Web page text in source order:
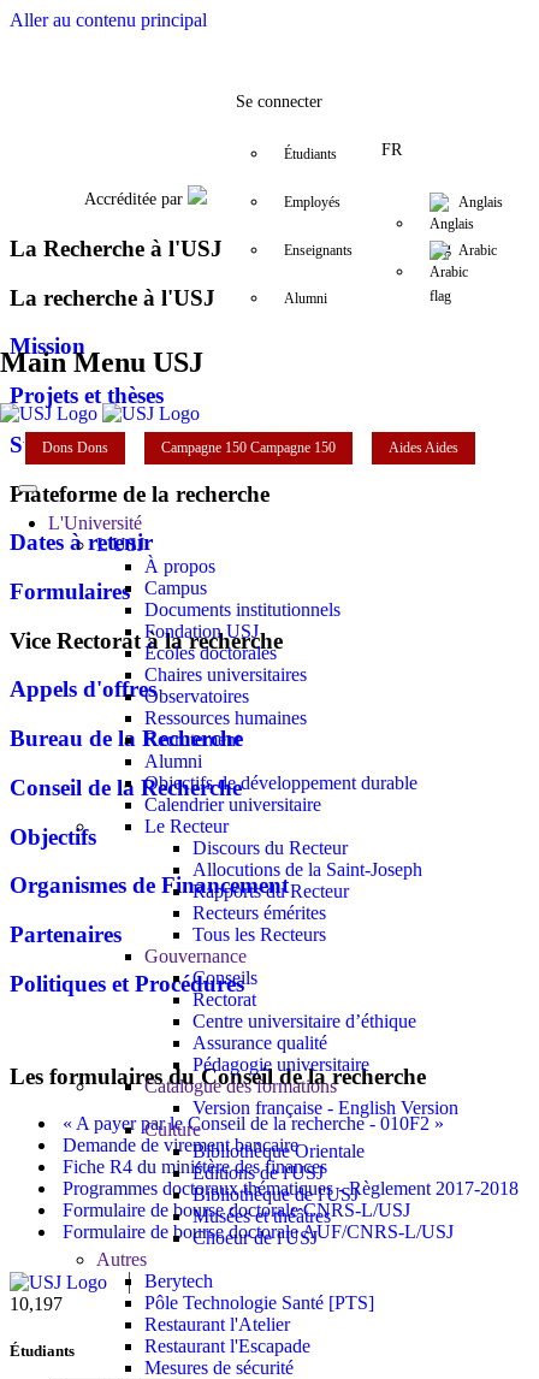
Aller au contenu principal
FacebookTwitter
Accréditée par
Se connecter
Étudiants
Employés
Enseignants
Alumni
FR
Anglais
Arabic
Main Menu USJ
Dons Dons Campagne 150 Campagne 150 AidesAides
L'Université
L'USJ
À propos
Campus
Documents institutionnels
Fondation USJ
Écoles doctorales
Chaires universitaires
Observatoires
Ressources humaines
Recrutement
Alumni
Objectifs de développement durable
Calendrier universitaire
Le Recteur
Discours du Recteur
Allocutions de la Saint-Joseph
Rapports du Recteur
Recteurs émérites
Tous les Recteurs
Gouvernance
Conseils
Rectorat
Centre universitaire d’éthique
Assurance qualité
Pédagogie universitaire
Catalogue des formations
Version française - English Version
Culture
Bibliothèque Orientale
Éditions de l'USJ
Bibliothèque de l'USJ
Musées et théâtres
Choeur de l'USJ
Autres
Berytech
Pôle Technologie Santé [PTS]
Restaurant l'Atelier
Restaurant l'Escapade
Mesures de sécurité
La Recherche à l'USJ
La recherche à l'USJ
Mission
Projets et thèses
Structures
Plateforme de la recherche
Dates à retenir
Formulaires
Vice Rectorat à la recherche
Appels d'offres
Bureau de la Recherche
Conseil de la Recherche
Objectifs
Organismes de Financement
Partenaires
Politiques et Procédures
Les formulaires du Conseil de la recherche
« A payer par le Conseil de la recherche - 010F2 »
Demande de virement bancaire
Fiche R4 du ministère des finances
Programmes doctoraux thématiques - Règlement 2017-2018
Formulaire de bourse doctorale CNRS-L/USJ
Formulaire de bourse doctorale AUF/CNRS-L/USJ
10,506
Étudiants